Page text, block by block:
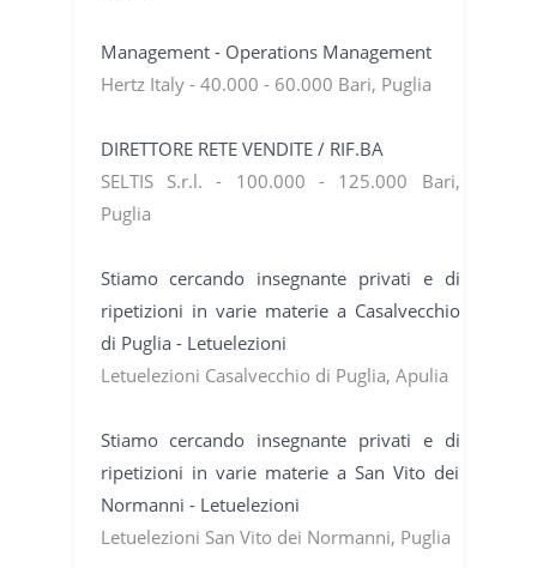
Management - Operations Management
Hertz Italy - 40.000 - 60.000 Bari, Puglia
DIRETTORE RETE VENDITE / RIF.BA
SELTIS S.r.l. - 100.000 - 125.000 Bari,
Puglia
Stiamo cercando insegnante privati e di
ripetizioni in varie materie a Casalvecchio
di Puglia - Letuelezioni
Letuelezioni Casalvecchio di Puglia, Apulia
Stiamo cercando insegnante privati e di
ripetizioni in varie materie a San Vito dei
Normanni - Letuelezioni
Letuelezioni San Vito dei Normanni, Puglia